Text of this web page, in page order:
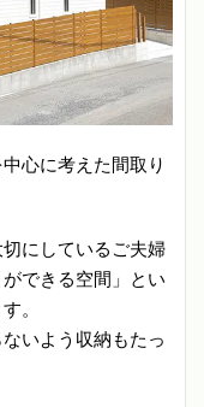
心に考えた間取り
にしているご夫婦
できる空間」とい
。
いよう収納もたっ